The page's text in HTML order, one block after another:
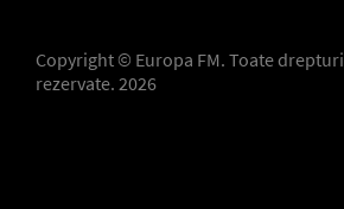
Copyright © Europa FM. Toate
rezervate. 2026